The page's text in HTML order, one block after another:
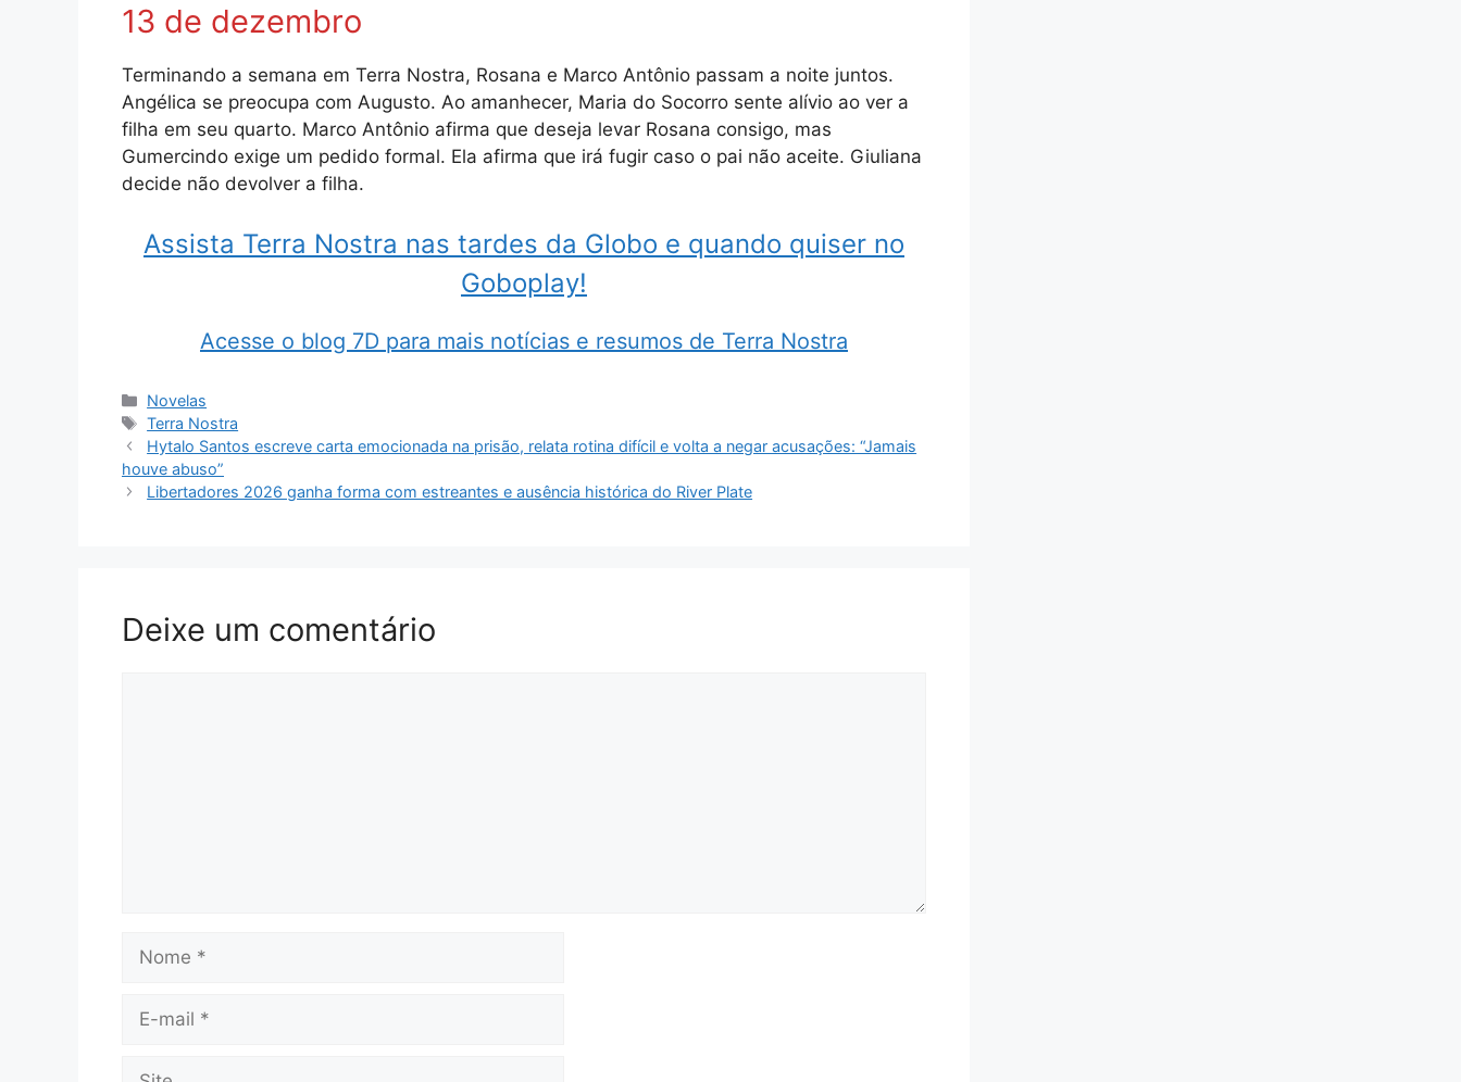
13 de dezembro
Terminando a semana em Terra Nostra, Rosana e Marco Antônio passam a noite juntos.
Angélica se preocupa com Augusto. Ao amanhecer, Maria do Socorro sente alívio ao ver a
filha em seu quarto. Marco Antônio afirma que deseja levar Rosana consigo, mas
Gumercindo exige um pedido formal. Ela afirma que irá fugir caso o pai não aceite. Giuliana
decide não devolver a filha.
Assista Terra Nostra nas tardes da Globo e quando quiser no
Goboplay!
Acesse o blog 7D para mais notícias e resumos de Terra Nostra
Categorias
Novelas
Tags
Terra Nostra
Hytalo Santos escreve carta emocionada na prisão, relata rotina difícil e volta a negar acusações: “Jamais
houve abuso”
Libertadores 2026 ganha forma com estreantes e ausência histórica do River Plate
Deixe um comentário
Nome
Site